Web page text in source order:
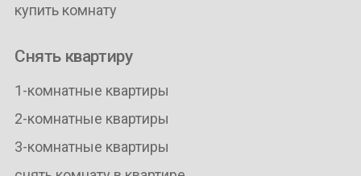
купить комнату
Снять квартиру
1-комнатные квартиры
2-комнатные квартиры
3-комнатные квартиры